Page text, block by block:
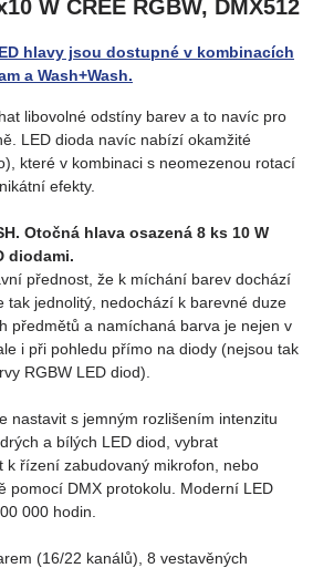
W CREE RGBW, DMX512
hlavy jsou dostupné v kombinacích
a Wash+Wash.
libovolné odstíny barev a to navíc pro
LED dioda navíc nabízí okamžité
které v kombinaci s neomezenou rotací
efekty.
Otočná hlava osazená 8 ks 10 W
diodami.
přednost, že k míchání barev dochází
tak jednolitý, nedochází k barevné duze
předmětů a namíchaná barva je nejen v
i při pohledu přímo na diody (nejsou tak
RGBW LED diod).
nastavit s jemným rozlišením intenzitu
a bílých LED diod, vybrat
k řízení zabudovaný mikrofon, nebo
pomocí DMX protokolu. Moderní LED
000 hodin.
(16/22 kanálů), 8 vestavěných